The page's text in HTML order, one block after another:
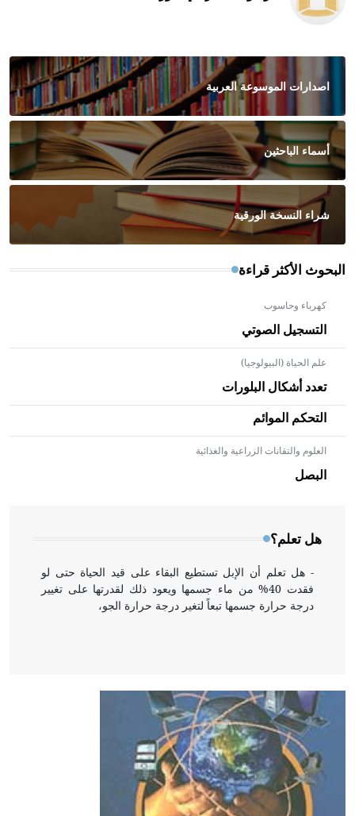
اصدارات الموسوعة العربية
أسماء الباحثين
شراء النسخة الورقية
البحوث الأكثر قراءة
كهرباء وحاسوب
التسجيل الصوتي
علم الحياة (البيولوجيا)
تعدد أشكال البلورات
التحكم الموائم
العلوم والتقانات الزراعية والغذائية
البصل
هل تعلم؟
- هل تعلم أن الأبلق نوع من الفنون الهندسية التي ارتبطت
بالعمارة الإسلامية في بلاد الشام ومصر خاصة، حيث يحرص
المعمار على بناء مداميكه وخاصة في الواجهات
- هل تعلم أن الإبل تستطيع البقاء على قيد الحياة حتى لو
فقدت 40% من ماء جسمها ويعود ذلك لقدرتها على تغيير
درجة حرارة جسمها تبعاً لتغير درجة حرارة الجو،
- هل تعلم أن أبقراط كتب في الطب أربعة مؤلفات هي:
الحكم، الأدلة، تنظيم التغذية، ورسالته في جروح الرأس.
ويعود له الفضل بأنه حرر الطب من الدين والفلسفة.
- هل تعلم أن المرجان إفراز حيواني يتكون في البحر ويتركب